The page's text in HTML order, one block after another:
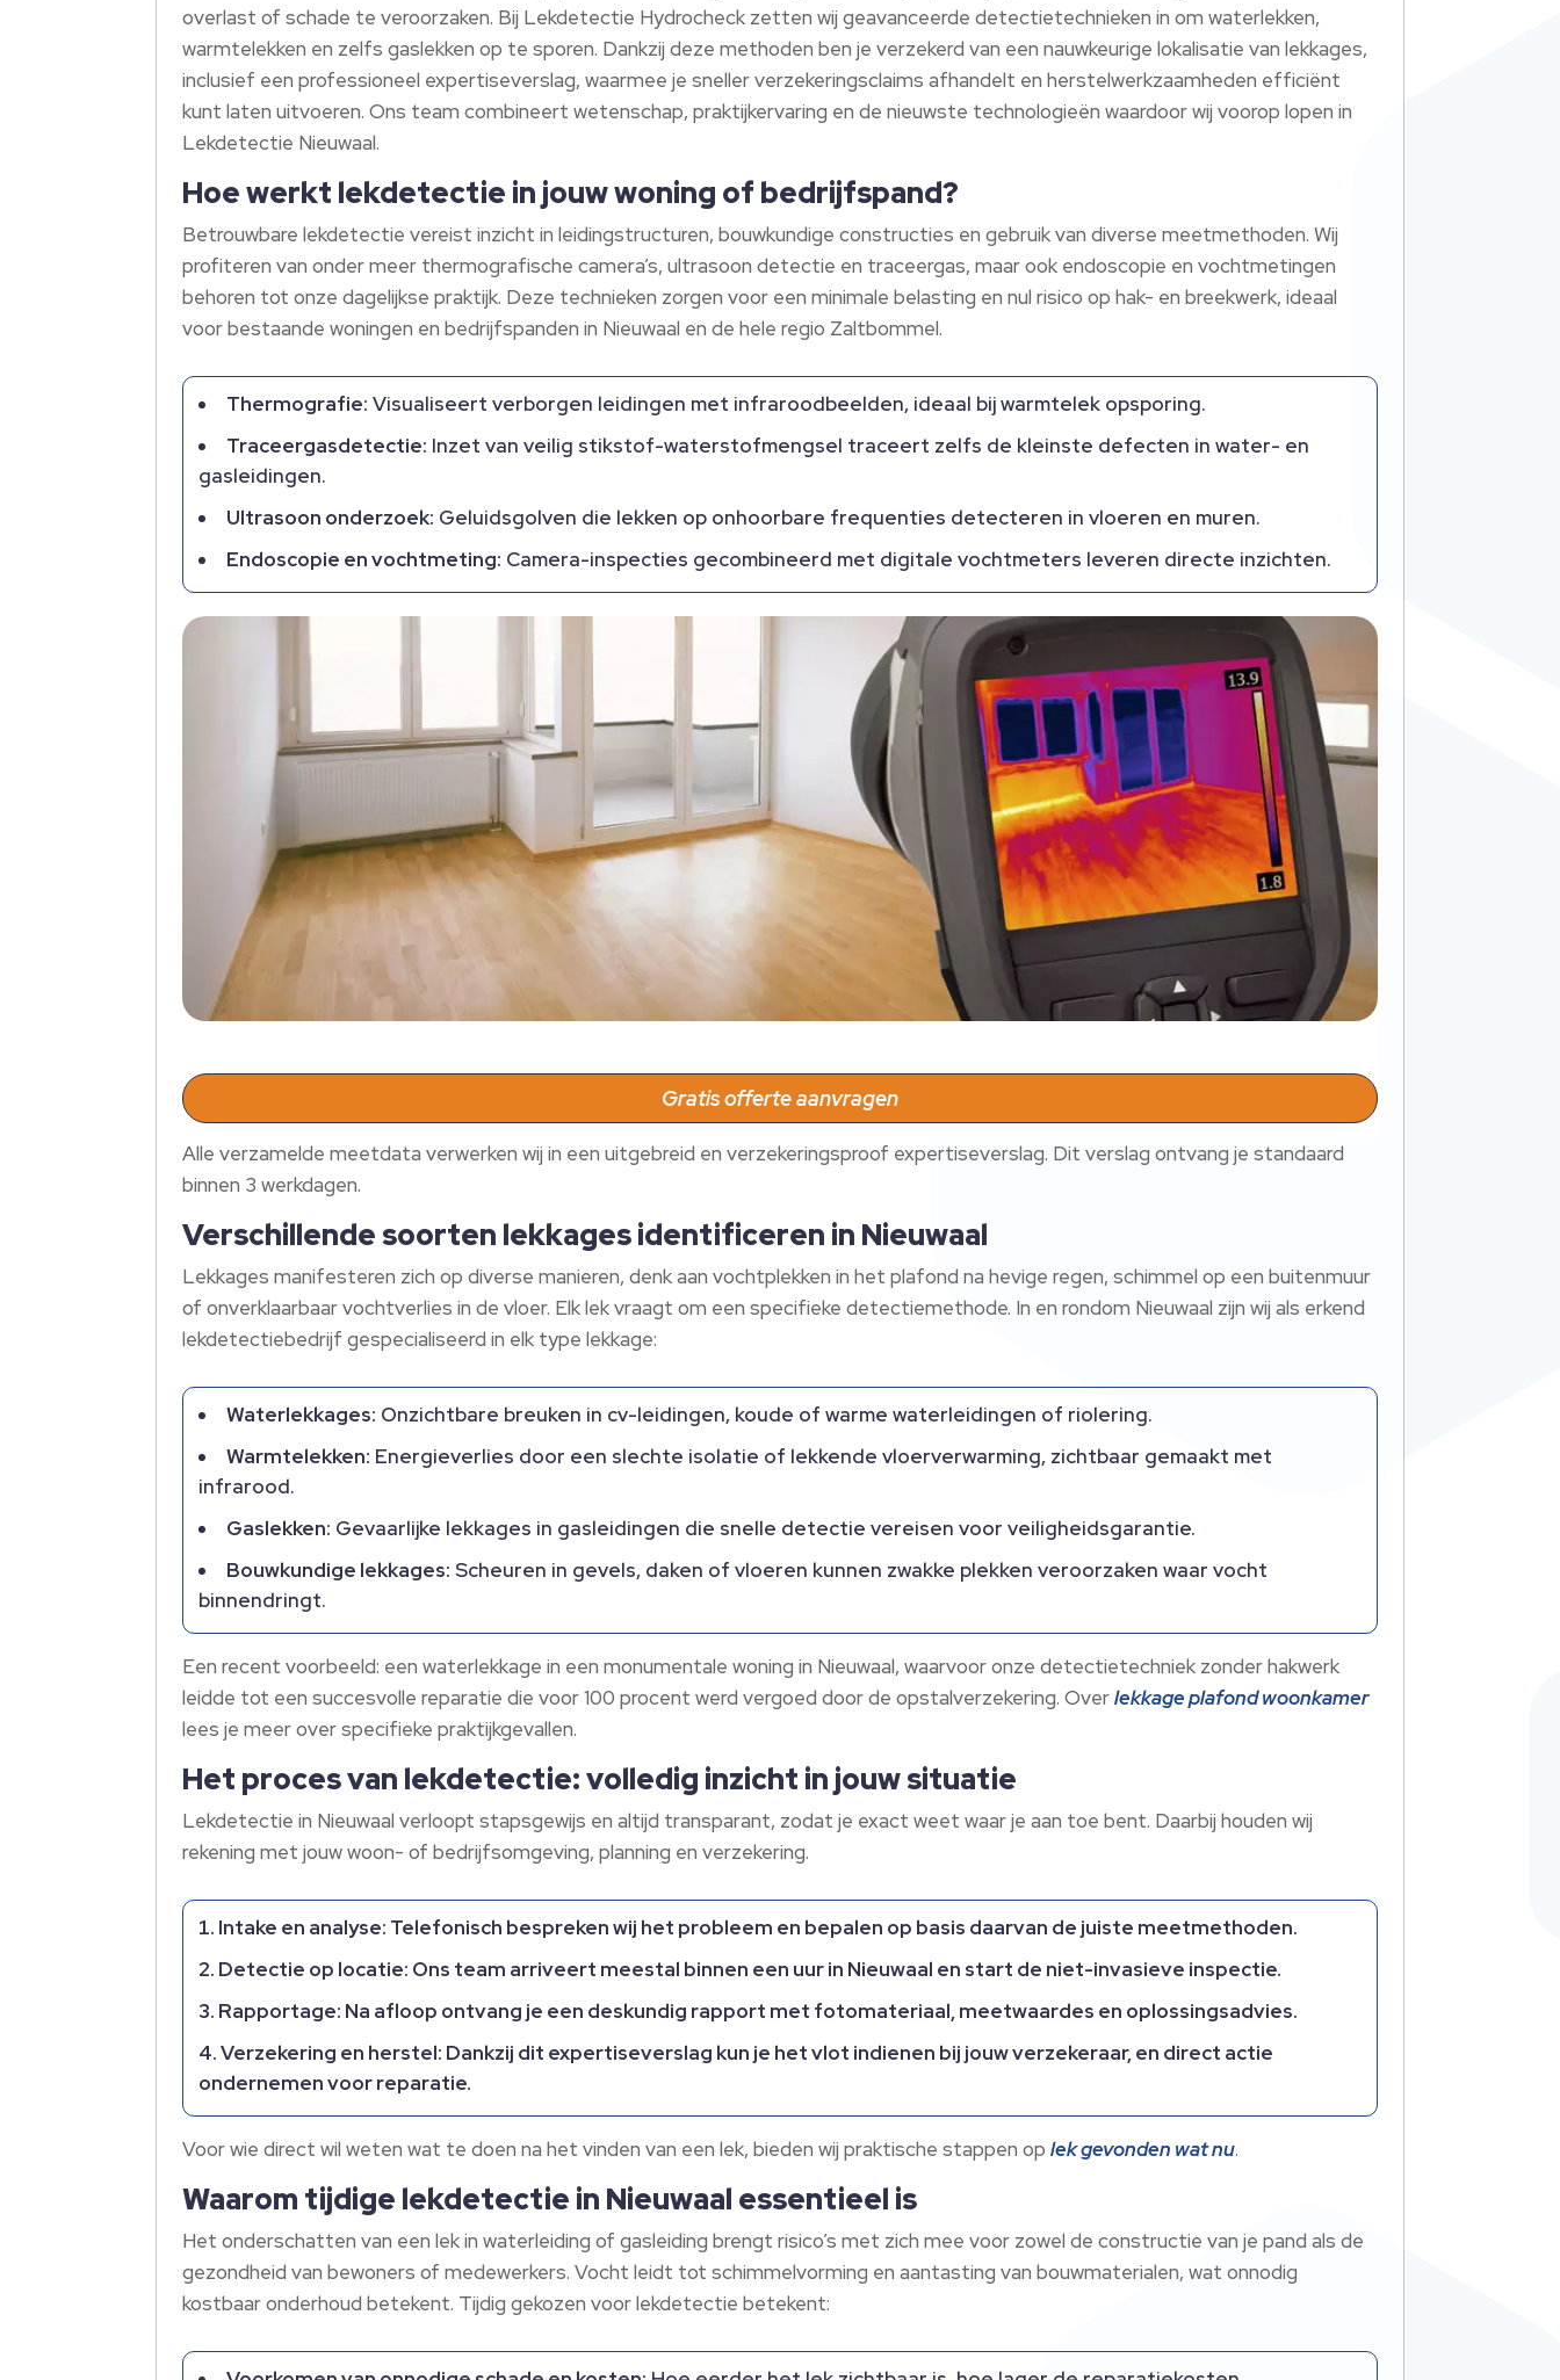
overlast of schade te veroorzaken. Bij Lekdetectie Hydrocheck zetten wij geavanceerde detectietechnieken in om waterlekken,
warmtelekken en zelfs gaslekken op te sporen. Dankzij deze methoden ben je verzekerd van een nauwkeurige lokalisatie van lekkages,
inclusief een professioneel expertiseverslag, waarmee je sneller verzekeringsclaims afhandelt en herstelwerkzaamheden efficiënt
kunt laten uitvoeren. Ons team combineert wetenschap, praktijkervaring en de nieuwste technologieën waardoor wij voorop lopen in
Lekdetectie Nieuwaal.
Hoe werkt lekdetectie in jouw woning of bedrijfspand?
Betrouwbare lekdetectie vereist inzicht in leidingstructuren, bouwkundige constructies en gebruik van diverse meetmethoden. Wij
profiteren van onder meer thermografische camera’s, ultrasoon detectie en traceergas, maar ook endoscopie en vochtmetingen
behoren tot onze dagelijkse praktijk. Deze technieken zorgen voor een minimale belasting en nul risico op hak- en breekwerk, ideaal
voor bestaande woningen en bedrijfspanden in Nieuwaal en de hele regio Zaltbommel.
Thermografie: Visualiseert verborgen leidingen met infraroodbeelden, ideaal bij warmtelek opsporing.
Traceergasdetectie: Inzet van veilig stikstof-waterstofmengsel traceert zelfs de kleinste defecten in water- en
gasleidingen.
Ultrasoon onderzoek: Geluidsgolven die lekken op onhoorbare frequenties detecteren in vloeren en muren.
Endoscopie en vochtmeting: Camera-inspecties gecombineerd met digitale vochtmeters leveren directe inzichten.
Gratis offerte aanvragen
Alle verzamelde meetdata verwerken wij in een uitgebreid en verzekeringsproof expertiseverslag. Dit verslag ontvang je standaard
binnen 3 werkdagen.
Verschillende soorten lekkages identificeren in Nieuwaal
Lekkages manifesteren zich op diverse manieren, denk aan vochtplekken in het plafond na hevige regen, schimmel op een buitenmuur
of onverklaarbaar vochtverlies in de vloer. Elk lek vraagt om een specifieke detectiemethode. In en rondom Nieuwaal zijn wij als erkend
lekdetectiebedrijf gespecialiseerd in elk type lekkage:
Waterlekkages: Onzichtbare breuken in cv-leidingen, koude of warme waterleidingen of riolering.
Warmtelekken: Energieverlies door een slechte isolatie of lekkende vloerverwarming, zichtbaar gemaakt met
infrarood.
Gaslekken: Gevaarlijke lekkages in gasleidingen die snelle detectie vereisen voor veiligheidsgarantie.
Bouwkundige lekkages: Scheuren in gevels, daken of vloeren kunnen zwakke plekken veroorzaken waar vocht
binnendringt.
Een recent voorbeeld: een waterlekkage in een monumentale woning in Nieuwaal, waarvoor onze detectietechniek zonder hakwerk
leidde tot een succesvolle reparatie die voor 100 procent werd vergoed door de opstalverzekering. Overlekkage plafond woonkamer
lees je meer over specifieke praktijkgevallen.
Het proces van lekdetectie: volledig inzicht in jouw situatie
Lekdetectie in Nieuwaal verloopt stapsgewijs en altijd transparant, zodat je exact weet waar je aan toe bent. Daarbij houden wij
rekening met jouw woon- of bedrijfsomgeving, planning en verzekering.
Intake en analyse: Telefonisch bespreken wij het probleem en bepalen op basis daarvan de juiste meetmethoden.
Detectie op locatie: Ons team arriveert meestal binnen een uur in Nieuwaal en start de niet-invasieve inspectie.
Rapportage: Na afloop ontvang je een deskundig rapport met fotomateriaal, meetwaardes en oplossingsadvies.
Verzekering en herstel: Dankzij dit expertiseverslag kun je het vlot indienen bij jouw verzekeraar, en direct actie
ondernemen voor reparatie.
Voor wie direct wil weten wat te doen na het vinden van een lek, bieden wij praktische stappen oplek gevonden wat nu.
Waarom tijdige lekdetectie in Nieuwaal essentieel is
Het onderschatten van een lek in waterleiding of gasleiding brengt risico’s met zich mee voor zowel de constructie van je pand als de
gezondheid van bewoners of medewerkers. Vocht leidt tot schimmelvorming en aantasting van bouwmaterialen, wat onnodig
kostbaar onderhoud betekent. Tijdig gekozen voor lekdetectie betekent: